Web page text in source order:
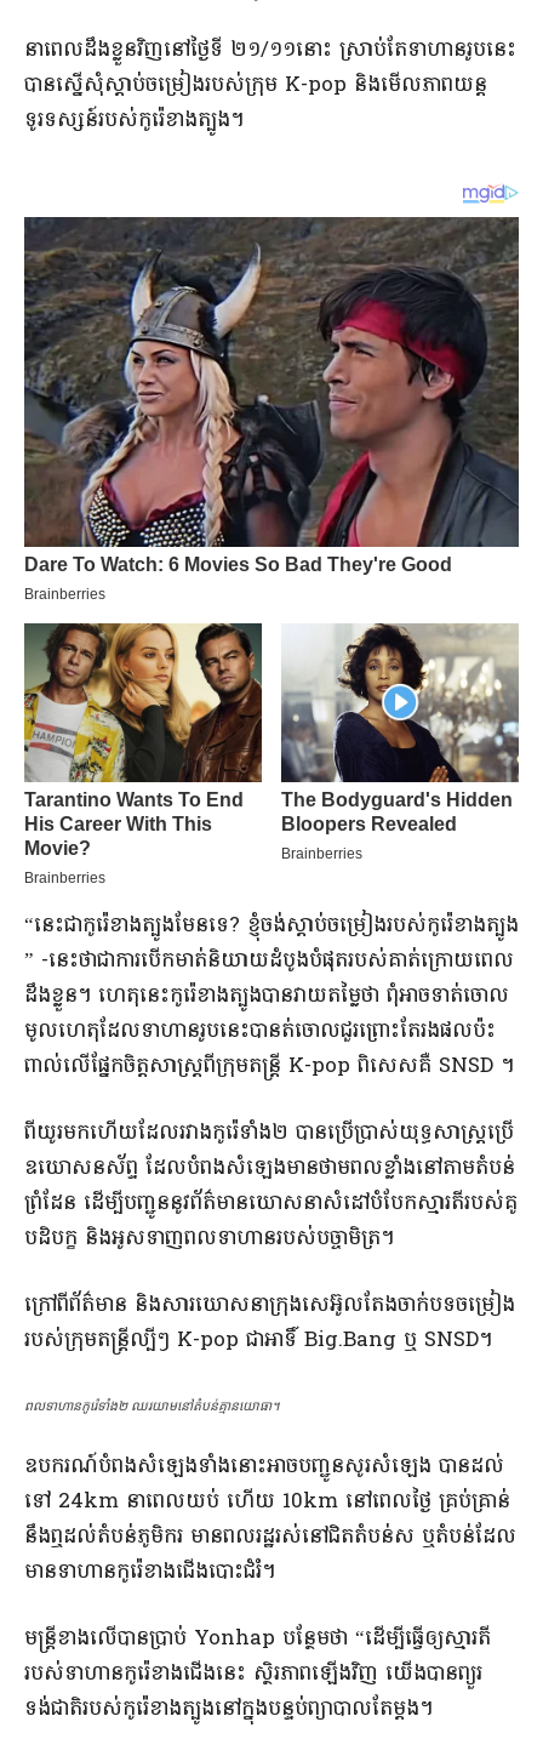
​នា​ពេល​ដឹង​ខ្លួន​វិញ​នៅ​ថ្ងៃទី ២១/១១​នោះ ស្រាប់តែ​ទាហាន​រូបនេះ
បាន​ស្នើសុំ​ស្តាប់​ចម្រៀង​របស់​ក្រុម K-pop និង​មើល​ភាពយន្ត​
ទូរទស្សន៍​របស់​កូរ៉េខាងត្បូង​។​
“​នេះ​ជា​កូរ៉េខាងត្បូង​មែន​ទេ​? ខ្ញុំ​ចង់​ស្តាប់​ចម្រៀង​របស់​កូរ៉េខាងត្បូង​
” -​នេះ​ថា​ជាការ​បើក​មាត់​និយាយ​ដំបូង​បំផុត​របស់​គាត់​ក្រោយ​ពេល​
ដឹង​ខ្លួន​។ ហេតុ​នេះ​កូរ៉េ​ខាងត្បូង​បាន​វាយតម្លៃ​ថា ពុំ​អាច​ទាត់​ចោល​
មូលហេតុ​ដែល​ទាហាន​រូបនេះ​បានត់​ចោល​ជួរ​ព្រោះតែ​រង​ផលប៉ះ
ពាល់​លើ​ផ្នែក​ចិត្តសាស្ត្រ​ពី​ក្រុម​តន្ត្រី K-pop ពិសេស​គឺ SNSD ។​
​ពី​យូរ​មក​ហើយ​ដែល​រវាង​កូរ៉េ​ទាំង​២ បាន​ប្រើប្រាស់​យុទ្ធសាស្ត្រ​ប្រើ
ឧ​ឃោសន​ស័ព្ទ ដែល​បំពង​សំឡេង​មាន​ថាមពល​ខ្លាំង​នៅតាម​តំបន់​
ព្រំដែន ដើម្បី​បញ្ជូន​នូវ​ព័ត៌មាន​ឃោសនា​សំដៅ​បំបែក​ស្មារតី​របស់​គូ
បដិបក្ខ និង​អូសទាញ​ពលទាហាន​របស់​បច្ចាមិត្រ​។​
​ក្រៅ​ពី​ព័ត៌មាន និង​សារ​ឃោសនា​ក្រុង​សេ​អ៊ូ​ល​តែង​ចាក់​បទ​ចម្រៀង​
របស់​ក្រុម​តន្ត្រី​ល្បីៗ K-pop ជាអាទិ៍ Big.Bang ឬ SNSD​។
ពលទាហាន​កូរ៉េ​ទាំង​២ ឈរ​យាម​នៅ​តំបន់​គ្មាន​យោធា​។​
​ឧបករណ៍​បំពង​សំឡេង​ទាំងនោះ​អាច​បញ្ជូន​សូរសំឡេង បាន​ដល់​
ទៅ 24km នា​ពេលយប់ ហើយ 10km នៅ​ពេល​ថ្ងៃ គ្រប់គ្រាន់​
នឹង​ឮ​ដល់​តំបន់​ភូមិករ មាន​ពលរដ្ឋ​រស់នៅ​ជិត​តំបន់ស ឬ​តំបន់​ដែល​
មាន​ទាហាន​កូរ៉េខាងជើង​បោះជំរំ​។​
​មន្ត្រី​ខាង​លើ​បាន​ប្រាប់ Yonhap បន្ថែមថា “​ដើម្បី​ធ្វើឲ្យ​ស្មារតី​
របស់​ទាហាន​កូរ៉េខាងជើង​នេះ ស្ថិរភាព​ឡើងវិញ យើង​បាន​ព្យួរ​
ទង់ជាតិ​របស់​កូរ៉េខាងត្បូង​នៅក្នុង​បន្ទប់​ព្យាបាល​តែម្តង​។​